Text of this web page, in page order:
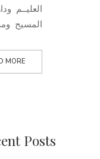
العليــم
المسيح
MORE
Posts